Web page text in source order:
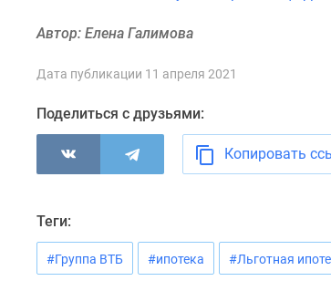
Военная
программы
недвижимости
Аналитика
Покупателю
Экспертиза
Автор: Елена Галимова
Дата публикации 11 апреля 2021
Поделиться с друзьями:
Копировать
Теги:
#Группа ВТБ #ипотека #Льготная